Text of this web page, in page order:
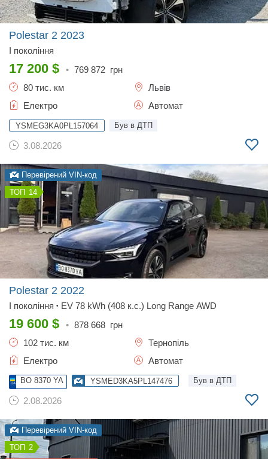
Polestar 2 2023
I покоління
17 200 $ • 769 872 грн
80 тис. км
Львів
Електро
Автомат
YSMEG3KA0PL157064 Був в ДТП
3.08.2026
Перевірений VIN-код
14
Polestar 2 2022
I покоління • EV 78 kWh (408 к.с.) Long Range AWD
19 600 $ • 878 668 грн
102 тис. км
Тернопіль
Електро
Автомат
BO 8370 YA YSMED3KA5PL147476 Був в ДТП
2.08.2026
Перевірений VIN-код
2